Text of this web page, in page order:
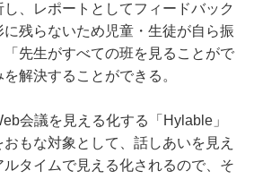
、レポートとしてフィードバック
残らないため児童・生徒が自ら振
「先生がすべての班を見ることがで
解決することができる。
会議を見える化する「Hylable」
もな対象として、話しあいを見え
タイムで見える化されるので、そ